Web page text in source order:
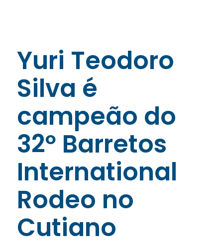
Yuri Teodoro
Silva é
campeão do
32º Barretos
International
Rodeo no
Cutiano